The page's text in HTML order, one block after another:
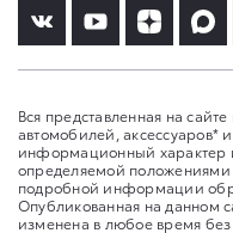
Вся представленная на
автомобилей, аксессуаров*
информационный характер
определяемой положениями
подробной информации
Опубликованная на данном
изменена в любое время